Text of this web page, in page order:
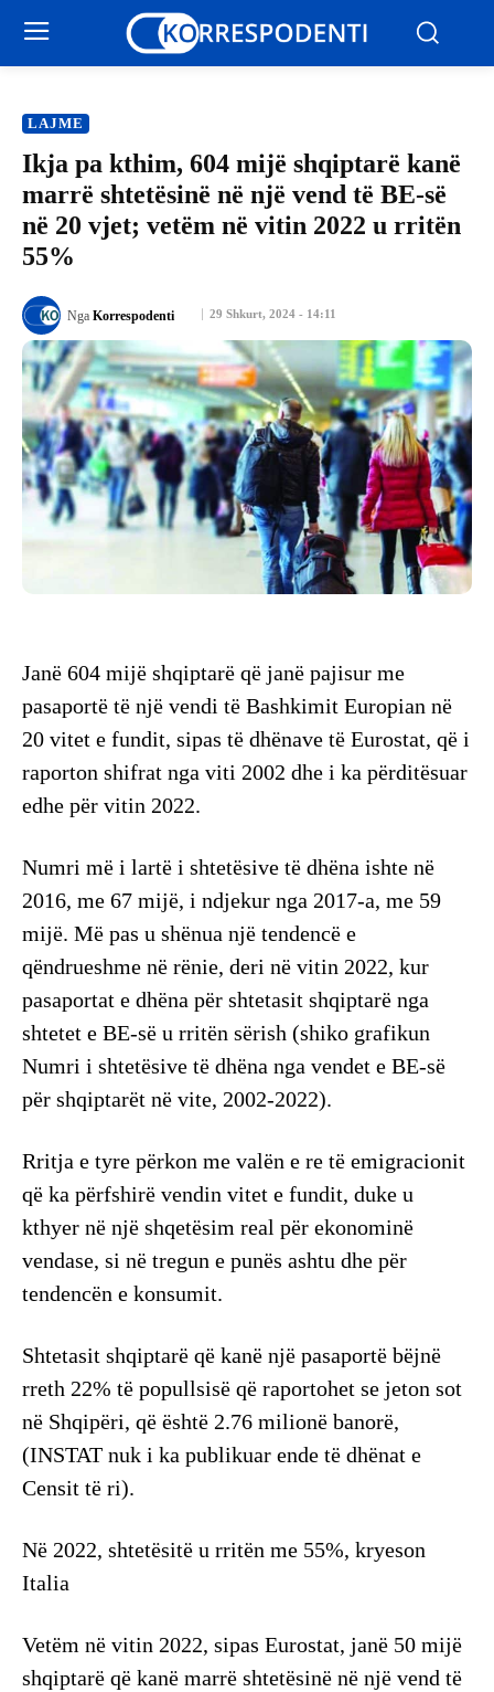
LAJME
Ikja pa kthim, 604 mijë shqiptarë kanë
marrë shtetësinë në një vend të BE-së
në 20 vjet; vetëm në vitin 2022 u rritën
55%
29 Shkurt, 2024 - 14:11
Nga Korrespodenti
Janë 604 mijë shqiptarë që janë pajisur me
pasaportë të një vendi të Bashkimit Europian në
20 vitet e fundit, sipas të dhënave të Eurostat, që i
raporton shifrat nga viti 2002 dhe i ka përditësuar
edhe për vitin 2022.
Numri më i lartë i shtetësive të dhëna ishte në
2016, me 67 mijë, i ndjekur nga 2017-a, me 59
mijë. Më pas u shënua një tendencë e
qëndrueshme në rënie, deri në vitin 2022, kur
pasaportat e dhëna për shtetasit shqiptarë nga
shtetet e BE-së u rritën sërish (shiko grafikun
Numri i shtetësive të dhëna nga vendet e BE-së
për shqiptarët në vite, 2002-2022).
Rritja e tyre përkon me valën e re të emigracionit
që ka përfshirë vendin vitet e fundit, duke u
kthyer në një shqetësim real për ekonominë
vendase, si në tregun e punës ashtu dhe për
tendencën e konsumit.
Shtetasit shqiptarë që kanë një pasaportë bëjnë
rreth 22% të popullsisë që raportohet se jeton sot
në Shqipëri, që është 2.76 milionë banorë,
(INSTAT nuk i ka publikuar ende të dhënat e
Censit të ri).
Në 2022, shtetësitë u rritën me 55%, kryeson
Italia
Vetëm në vitin 2022, sipas Eurostat, janë 50 mijë
shqiptarë që kanë marrë shtetësinë në një vend të